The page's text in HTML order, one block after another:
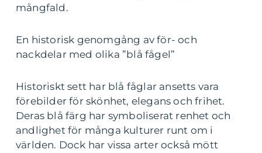
mångfald.
En historisk genomgång av för- och
nackdelar med olika ”blå fågel”
Historiskt sett har blå fåglar ansetts vara
förebilder för skönhet, elegans och frihet.
Deras blå färg har symboliserat renhet och
andlighet för många kulturer runt om i
världen. Dock har vissa arter också mött